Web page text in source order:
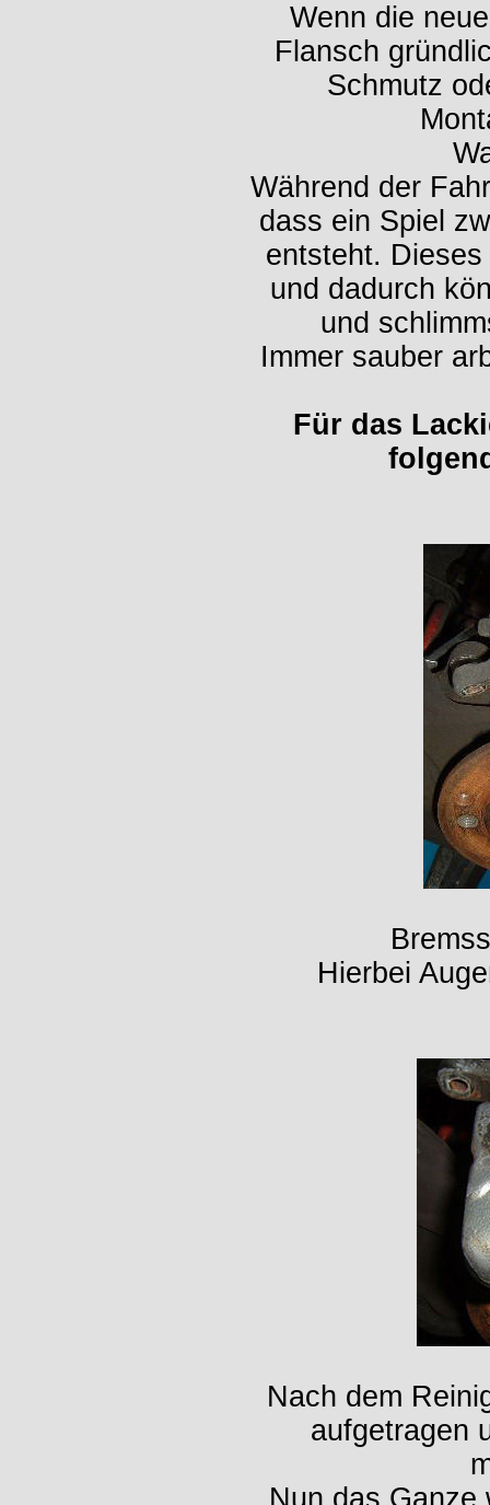
Wenn die
Flansch
Schmutz
Während der
dass ein Spiel
entsteht.
und dadurch
und
Immer sauber
Für das
Hierbei
Nach dem
aufgetragen
Nun das Ganze